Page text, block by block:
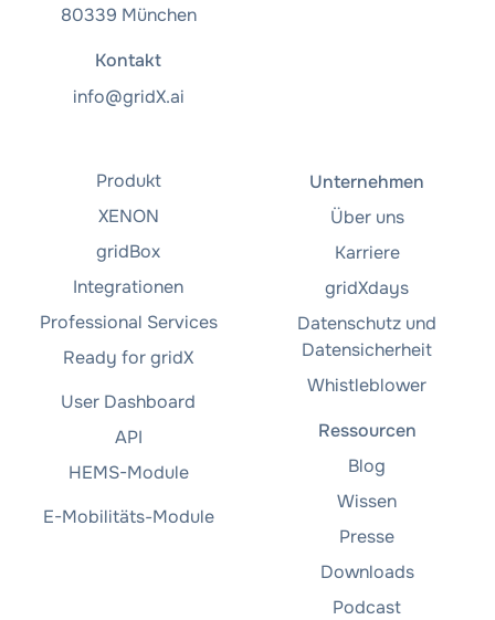
80339 München
Kontakt
info@gridX.ai
Produkt
XENON
gridBox
Integrationen
Professional Services
Ready for gridX
User Dashboard
API
HEMS-Module
E-Mobilitäts-Module
Unternehmen
Über uns
Karriere
gridXdays
Datenschutz und
Datensicherheit
Whistleblower
Ressourcen
Blog
Wissen
Presse
Downloads
Podcast